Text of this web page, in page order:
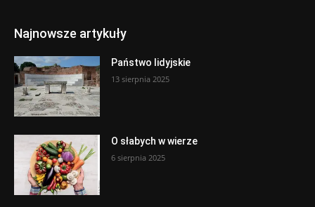
Najnowsze artykuły
Państwo lidyjskie
13 sierpnia 2025
O słabych w wierze
6 sierpnia 2025